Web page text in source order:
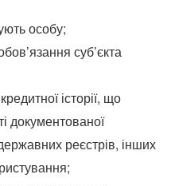
особу;
суб’єкта
історії, що
документованої
реєстрів, інших